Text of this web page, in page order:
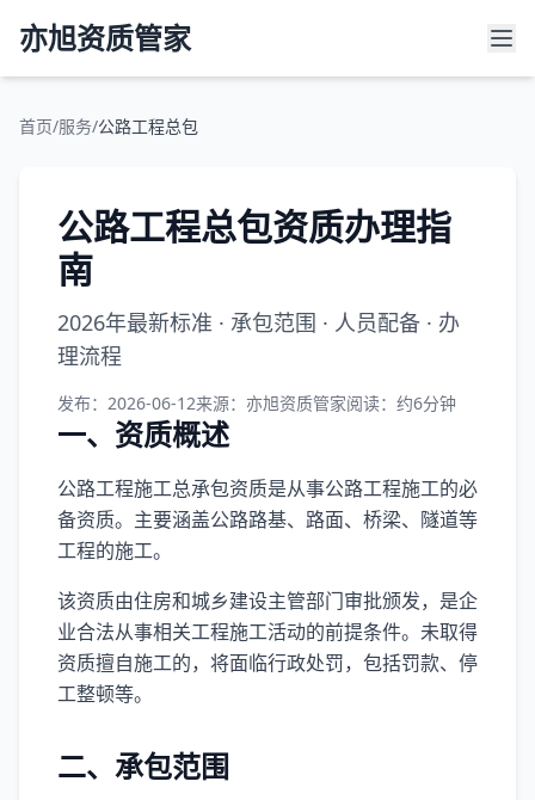
亦旭资质管家
首页/服务/公路工程总包
公路工程总包资质办理指
南
2026年最新标准 · 承包范围 · 人员配备 · 办
理流程
发布：2026-06-12来源：亦旭资质管家阅读：约6分钟
一、资质概述
公路工程施工总承包资质是从事公路工程施工的必
备资质。主要涵盖公路路基、路面、桥梁、隧道等
工程的施工。
该资质由住房和城乡建设主管部门审批颁发，是企
业合法从事相关工程施工活动的前提条件。未取得
资质擅自施工的，将面临行政处罚，包括罚款、停
工整顿等。
二、承包范围